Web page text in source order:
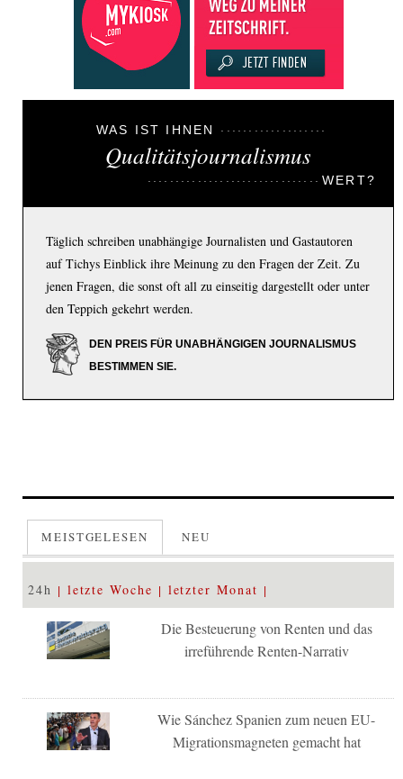
WAS IST IHNEN
Qualitätsjournalismus
WERT?
Täglich schreiben unabhängige Journalisten und Gastautoren
auf Tichys Einblick ihre Meinung zu den Fragen der Zeit. Zu
jenen Fragen, die sonst oft all zu einseitig dargestellt oder unter
den Teppich gekehrt werden.
DEN PREIS FÜR UNABHÄNGIGEN JOURNALISMUS
BESTIMMEN SIE.
MEISTGELESEN NEU
24h letzte Woche letzter Monat
Die Besteuerung von Renten und das
irreführende Renten-Narrativ
Wie Sánchez Spanien zum neuen EU-
Migrationsmagneten gemacht hat